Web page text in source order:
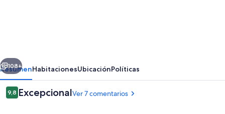
Siguiente
108+
ResumenHabitacionesUbicaciónPolíticas
Comentarios
9,89,8 de 10
ExcepcionalVer 7 comentarios